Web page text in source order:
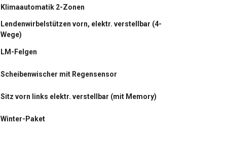
Klimaautomatik 2-Zonen
Lendenwirbelstützen vorn, elektr. verstellbar (4-
Wege)
LM-Felgen
Scheibenwischer mit Regensensor
Sitz vorn links elektr. verstellbar (mit Memory)
Winter-Paket